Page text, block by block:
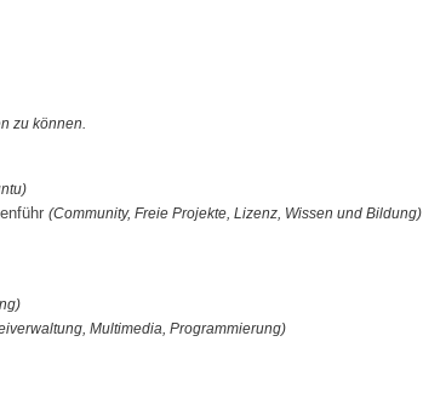
zu können.
(Community, Freie Projekte, Lizenz, Wissen und Bildung)
Multimedia, Programmierung)